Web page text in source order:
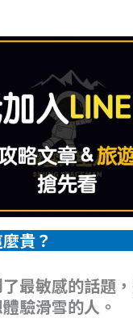
貴？
最敏感的話題
驗滑雪的人。